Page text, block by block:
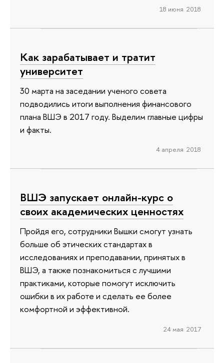
18 июня 2018
Как зарабатывает и тратит
университет
30 марта на заседании ученого совета
подводились итоги выполнения финансового
плана ВШЭ в 2017 году. Выделим главные цифры
и факты.
4 апреля 2018
ВШЭ запускает онлайн-курс о
своих академических ценностях
Пройдя его, сотрудники Вышки смогут узнать
больше об этических стандартах в
исследованиях и преподавании, принятых в
ВШЭ, а также познакомиться с лучшими
практиками, которые помогут исключить
ошибки в их работе и сделать ее более
комфортной и эффективной.
24 мая 2017